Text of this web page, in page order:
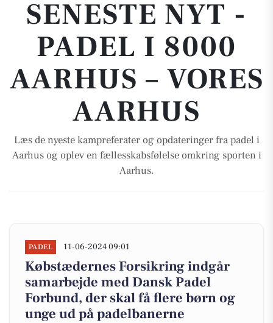
SENESTE NYT -
PADEL I 8000
AARHUS – VORES
AARHUS
Læs de nyeste kampreferater og opdateringer fra padel i
Aarhus og oplev en fællesskabsfølelse omkring sporten i
Aarhus.
PADEL 11-06-2024 09:01
Købstædernes Forsikring indgår
samarbejde med Dansk Padel
Forbund, der skal få flere børn og
unge ud på padelbanerne